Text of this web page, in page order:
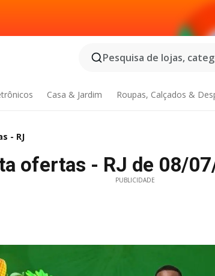
Pesquisa de lojas,
Casa & Jardim Roupas, Calçados &
- RJ
ofertas - RJ de 08/
PUBLICIDADE